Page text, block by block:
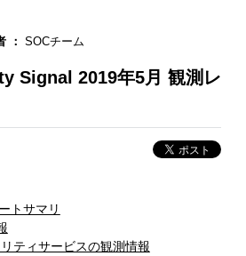
： SOCチーム
Signal 2019年5月 観測レ
トサマリ
ティサービスの観測情報